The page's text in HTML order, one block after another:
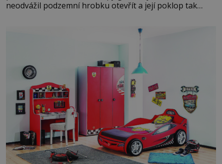
neodvážil podzemní hrobku otevřít a její poklop tak
burácení skutečně ustane. Když o mnoho let později